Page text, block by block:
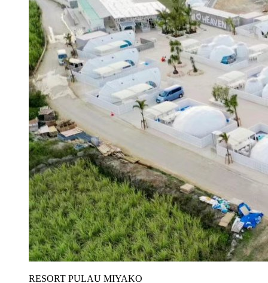
RESORT PULAU MIYAKO